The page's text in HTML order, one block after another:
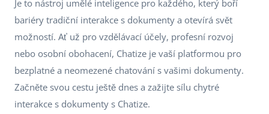
Je to nástroj umělé inteligence pro každého, který boří
bariéry tradiční interakce s dokumenty a otevírá svět
možností. Ať už pro vzdělávací účely, profesní rozvoj
nebo osobní obohacení, Chatize je vaší platformou pro
bezplatné a neomezené chatování s vašimi dokumenty.
Začněte svou cestu ještě dnes a zažijte sílu chytré
interakce s dokumenty s Chatize.